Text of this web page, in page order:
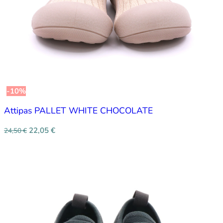
-10%
Attipas PALLET WHITE CHOCOLATE
24,50€ 22,05 €